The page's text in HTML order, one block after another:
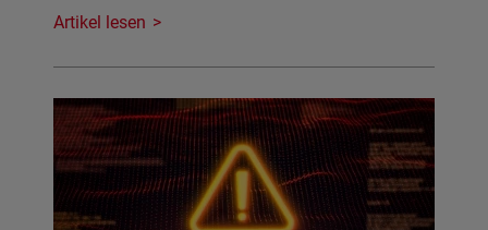
Artikel lesen